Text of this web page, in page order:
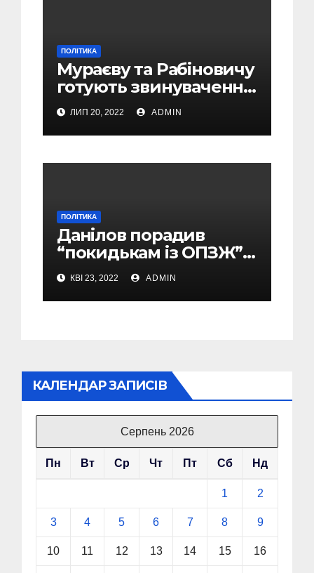
ПОЛІТИКА
Мураєву та Рабіновичу
готують звинувачення
у держзраді
ЛИП 20, 2022 ADMIN
ПОЛІТИКА
Данілов порадив
“покидькам із ОПЗЖ”
тихо піти з Ради, поки
їх не винесли
КВІ 23, 2022 ADMIN
КАЛЕНДАР ЗАПИСІВ
Серпень 2026
Пн Вт Ср Чт Пт Сб Нд
1 2
3 4 5 6 7 8 9
10 11 12 13 14 15 16